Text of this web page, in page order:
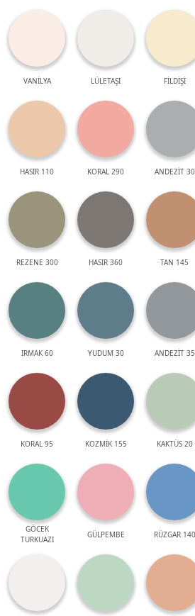
VANİLYA LÜLETAŞI FİLDİŞİ
HASIR 110 KORAL 290 ANDEZİT 30
REZENE 300 HASIR 360 TAN 145
IRMAK 60 YUDUM 30 ANDEZİT 35
KORAL 95 KOZMİK 155 KAKTÜS 20
GÖCEK
TURKUAZI
GÜLPEMBE RÜZGAR 140